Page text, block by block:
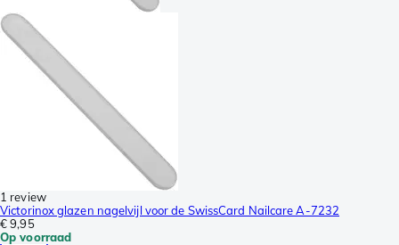
1 review
Victorinox glazen nagelvijl voor de SwissCard Nailcare A-7232
€ 9,95
Op voorraad